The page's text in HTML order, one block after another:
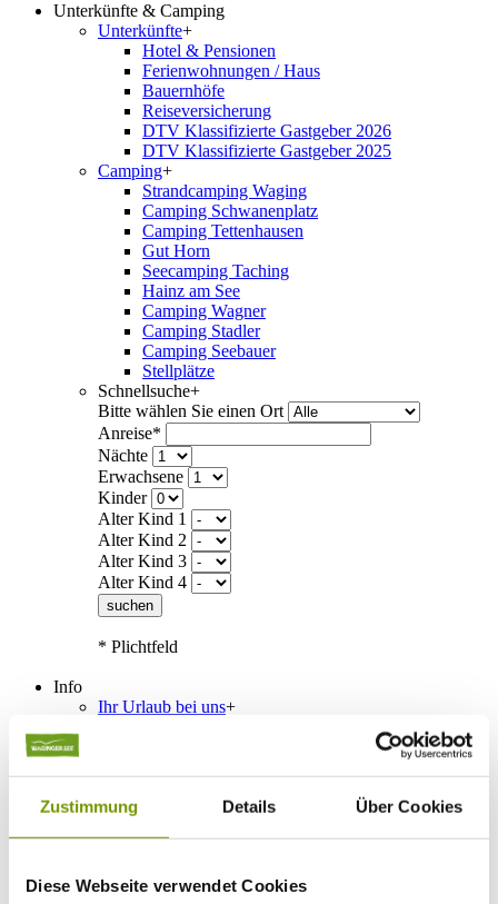
Zustimmung Details Über Cookies
Diese Webseite verwendet Cookies
Unterkünfte & Camping
Unterkünfte+
Hotel & Pensionen
Ferienwohnungen / Haus
Bauernhöfe
Reiseversicherung
DTV Klassifizierte Gastgeber 2026
DTV Klassifizierte Gastgeber 2025
Camping+
Strandcamping Waging
Camping Schwanenplatz
Camping Tettenhausen
Gut Horn
Seecamping Taching
Hainz am See
Camping Wagner
Camping Stadler
Camping Seebauer
Stellplätze
Schnellsuche+
Bitte wählen Sie einen Ort
Anreise*
Nächte
Erwachsene
Kinder
Alter Kind 1
Alter Kind 2
Alter Kind 3
Alter Kind 4
suchen
* Plichtfeld
Info
Ihr Urlaub bei uns+
Veranstaltungskalender